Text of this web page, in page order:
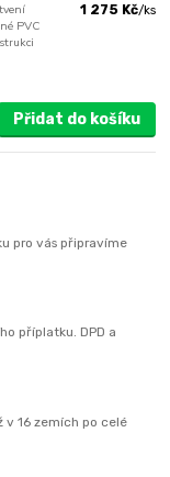
PVC
1 275 Kč/ks
Přidat do košíku
pro vás připravíme
příplatku. DPD a
v 16 zemích po celé